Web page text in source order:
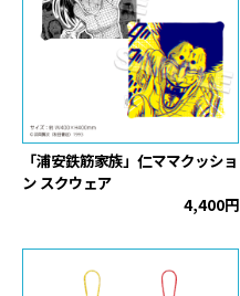
「浦安鉄筋家族」仁ママクッショ
ン スクウェア
4,400円